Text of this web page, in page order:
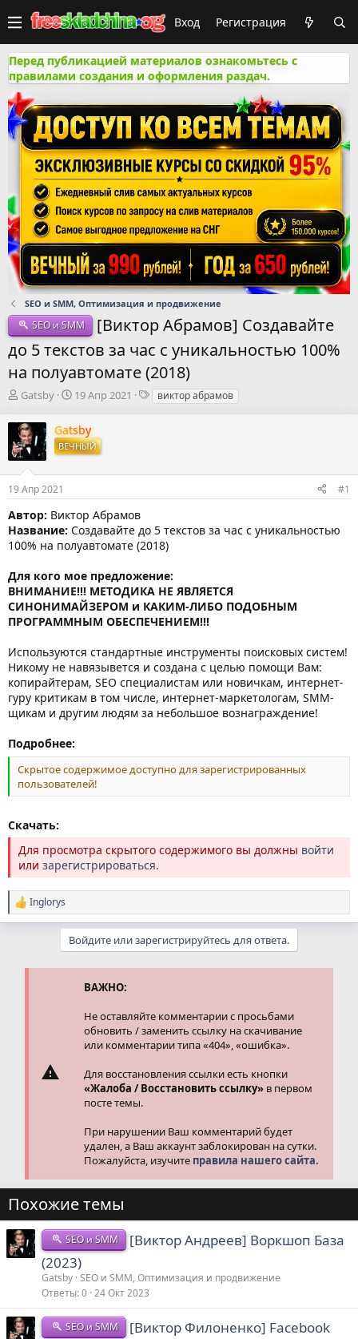
Вход Регистрация
Перед публикацией материалов ознакомьтесь с
правилами создания и оформления раздач.
SEO и SMM, Оптимизация и продвижение
SEO и SMM
[Виктор Абрамов] Создавайте
до 5 текстов за час с уникальностью 100%
на полуавтомате (2018)
А
т
о
р
м
ы
Gatsby
Д
т
а
н
а
л
а
19 Апр 2021
Твиктор абрамов
Gatsby
ВЕЧНЫЙ
19 Апр 2021 #1
Автор: Виктор Абрамов
Название: Создавайте до 5 текстов за час с уникальностью
100% на полуавтомате (2018)
Для кого мое предложение:
ВНИМАНИЕ!!! МЕТОДИКА НЕ ЯВЛЯЕТСЯ
СИНОНИМАЙЗЕРОМ и КАКИМ-ЛИБО ПОДОБНЫМ
ПРОГРАММНЫМ ОБЕСПЕЧЕНИЕМ!!!
Используются стандартные инструменты поисковых систем!
Никому не навязывется и создана с целью помощи Вам:
копирайтерам, SEO специалистам или новичкам, интернет-
гуру критикам в том числе, интернет-маркетологам, SMM-
щикам и другим людям за небольшое вознаграждение!
Подробнее:
Скрытое содержимое доступно для зарегистрированных
пользователей!
Скачать:
Для просмотра скрытого содержимого вы должны войти
или зарегистрироваться.
Р
е
Inglorys
Войдите или зарегистрируйтесь для ответа.
ВАЖНО:
Не оставляйте комментарии с просьбами
обновить / заменить ссылку на скачивание
или комментарии типа «404», «ошибка».
Для восстановления ссылки есть кнопки
«Жалоба / Восстановить ссылку» в первом
посте темы.
При нарушении Ваш комментарий будет
удален, а Ваш аккаунт заблокирован на сутки.
Пожалуйста, изучите правила нашего сайта.
Похожие темы
SEO и SMM
[Виктор Андреев] Воркшоп База
(2023)
Gatsby SEO и SMM, Оптимизация и продвижение
Ответы 0 24 Окт 2023
SEO и SMM
[Виктор Филоненко] Facebook